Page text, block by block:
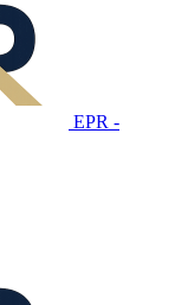
EPR -